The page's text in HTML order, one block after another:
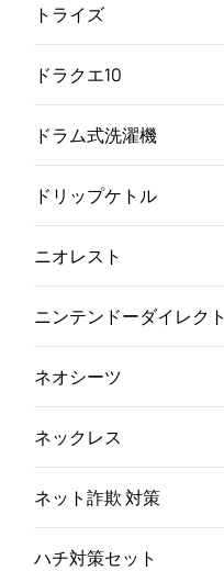
トライズ
ドラクエ10
ドラム式洗濯機
ドリップケトル
ニオレスト
ニンテンドーダイレクト
ネオシーツ
ネックレス
ネット詐欺 対策
ハチ対策セット